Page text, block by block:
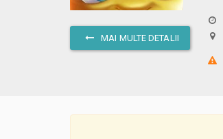
MAI MULTE DETALII